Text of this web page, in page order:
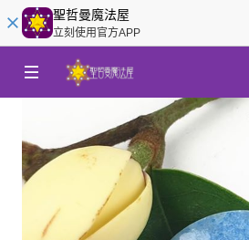
聖哲曼魔法屋
立刻使用官方APP